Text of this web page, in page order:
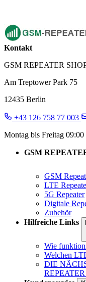
Kontakt
GSM REPEATER
Am Treptower Park 75
12435 Berlin
+43 126 758 77 003
Montag bis Freitag 09:00
GSM
GSM
LTE
5G Repeater
Digitale
Zubehör
Hilfreiche Links
Wie
Welchen
DIE